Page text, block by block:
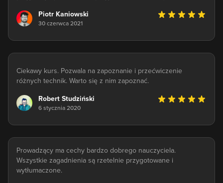
Piotr Kaniowski
30 czerwca 2021
Ciekawy kurs. Pozwala na zapoznanie i przećwiczenie
różnych technik. Warto się z nim zapoznać.
Robert Studziński
6 stycznia 2020
Prowadzący ma cechy bardzo dobrego nauczyciela.
Wszystkie zagadnienia są rzetelnie przygotowane i
wytłumaczone.